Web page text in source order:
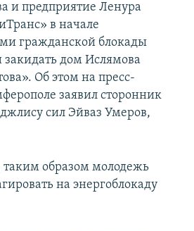
и предприятие Ленура
в начале
гражданской блокады
закидать дом Ислямова
Об этом на пресс-
заявил сторонник
сил Эйваз Умеров,
образом молодежь
на энергоблокаду